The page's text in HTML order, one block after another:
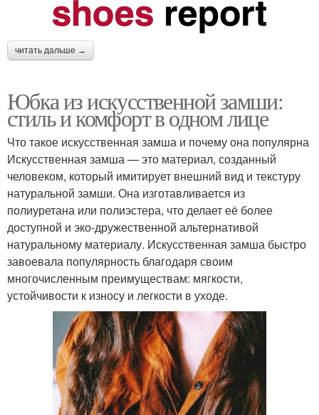
читать дальше →
Юбка из искусственной замши:
стиль и комфорт в одном лице
Что такое искусственная замша и почему она популярна
Искусственная замша — это материал, созданный
человеком, который имитирует внешний вид и текстуру
натуральной замши. Она изготавливается из
полиуретана или полиэстера, что делает её более
доступной и эко-дружественной альтернативой
натуральному материалу. Искусственная замша быстро
завоевала популярность благодаря своим
многочисленным преимуществам: мягкости,
устойчивости к износу и легкости в уходе.